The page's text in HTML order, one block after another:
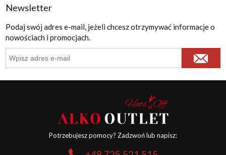
Newsletter
Podaj swój adres e-mail, jeżeli chcesz otrzymywać informacje o
nowościach i promocjach.
Potrzebujesz pomocy? Zadzwoń lub napisz: